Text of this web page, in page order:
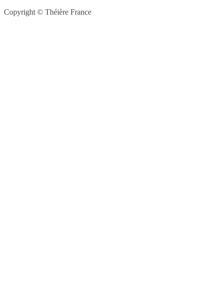
Copyright © Théière France